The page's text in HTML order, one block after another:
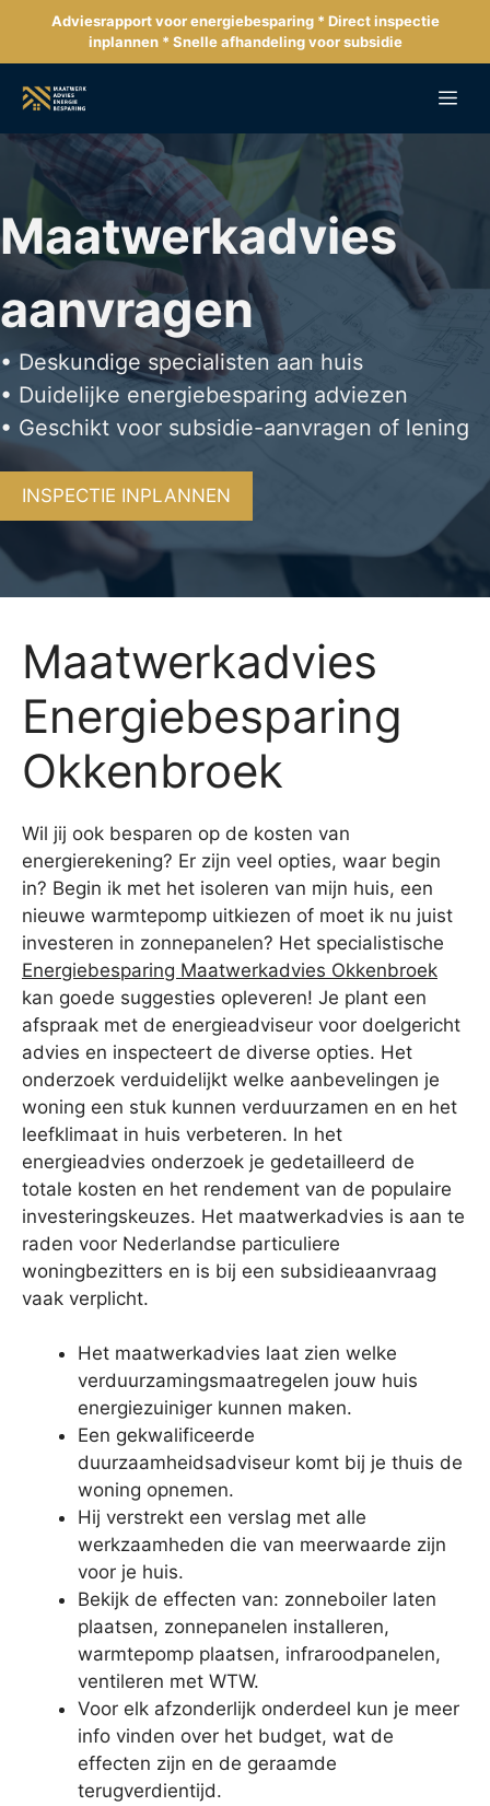
de
inhoud
Adviesrapport voor energiebesparing * Direct inspectie
inplannen * Snelle afhandeling voor subsidie
Maatwerkadvies
aanvragen
• Deskundige specialisten aan huis
• Duidelijke energiebesparing adviezen
• Geschikt voor subsidie-aanvragen of lening
INSPECTIE INPLANNEN
Maatwerkadvies
Energiebesparing
Okkenbroek
Wil jij ook besparen op de kosten van
energierekening? Er zijn veel opties, waar begin
in? Begin ik met het isoleren van mijn huis, een
nieuwe warmtepomp uitkiezen of moet ik nu juist
investeren in zonnepanelen? Het specialistische
Energiebesparing Maatwerkadvies Okkenbroek
kan goede suggesties opleveren! Je plant een
afspraak met de energieadviseur voor doelgericht
advies en inspecteert de diverse opties. Het
onderzoek verduidelijkt welke aanbevelingen je
woning een stuk kunnen verduurzamen en en het
leefklimaat in huis verbeteren. In het
energieadvies onderzoek je gedetailleerd de
totale kosten en het rendement van de populaire
investeringskeuzes. Het maatwerkadvies is aan te
raden voor Nederlandse particuliere
woningbezitters en is bij een subsidieaanvraag
vaak verplicht.
Het maatwerkadvies laat zien welke
verduurzamingsmaatregelen jouw huis
energiezuiniger kunnen maken.
Een gekwalificeerde
duurzaamheidsadviseur komt bij je thuis de
woning opnemen.
Hij verstrekt een verslag met alle
werkzaamheden die van meerwaarde zijn
voor je huis.
Bekijk de effecten van: zonneboiler laten
plaatsen, zonnepanelen installeren,
warmtepomp plaatsen, infraroodpanelen,
ventileren met WTW.
Voor elk afzonderlijk onderdeel kun je meer
info vinden over het budget, wat de
effecten zijn en de geraamde
terugverdientijd.